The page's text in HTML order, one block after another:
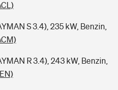
S 3.4), 235 kW, Benzin,
R 3.4), 243 kW, Benzin,